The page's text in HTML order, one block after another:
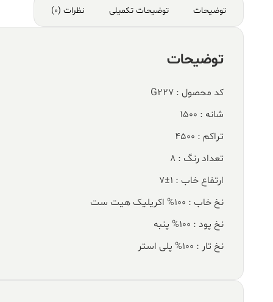
توضیحات توضیحات تکمیلی نظرات (0)
توضیحات
کد محصول : G227
شانه : 1500
تراکم : 4500
تعداد رنگ : 8
ارتفاع خاب : 1±7
نخ خاب : 100% اکریلیک هیت ست
نخ پود : 100% پنبه
نخ تار : 100% پلی استر